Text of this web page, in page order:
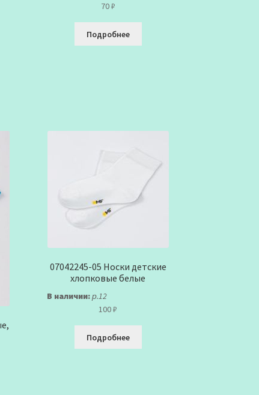
70₽
Подробнее
07042245-05 Носки детские
хлопковые белые
В наличии:р.12
100₽
Подробнее